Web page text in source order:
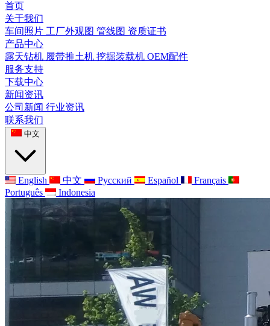
首页
关于我们
车间照片 工厂外观图 管线图 资质证书
产品中心
露天钻机 履带推土机 挖掘装载机 OEM配件
服务支持
下载中心
新闻资讯
公司新闻 行业资讯
联系我们
中文
English 中文 Русский Español
Français
Português
Indonesia